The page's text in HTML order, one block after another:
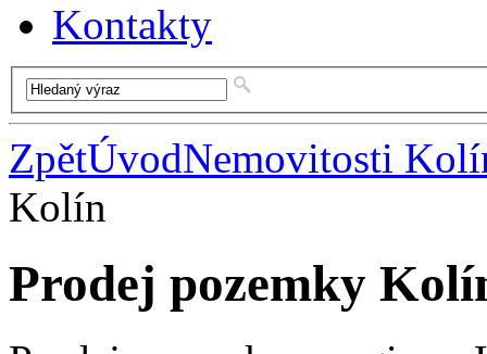
Kontakty
ZpětÚvodNemovitosti
Kolín
Prodej pozemky